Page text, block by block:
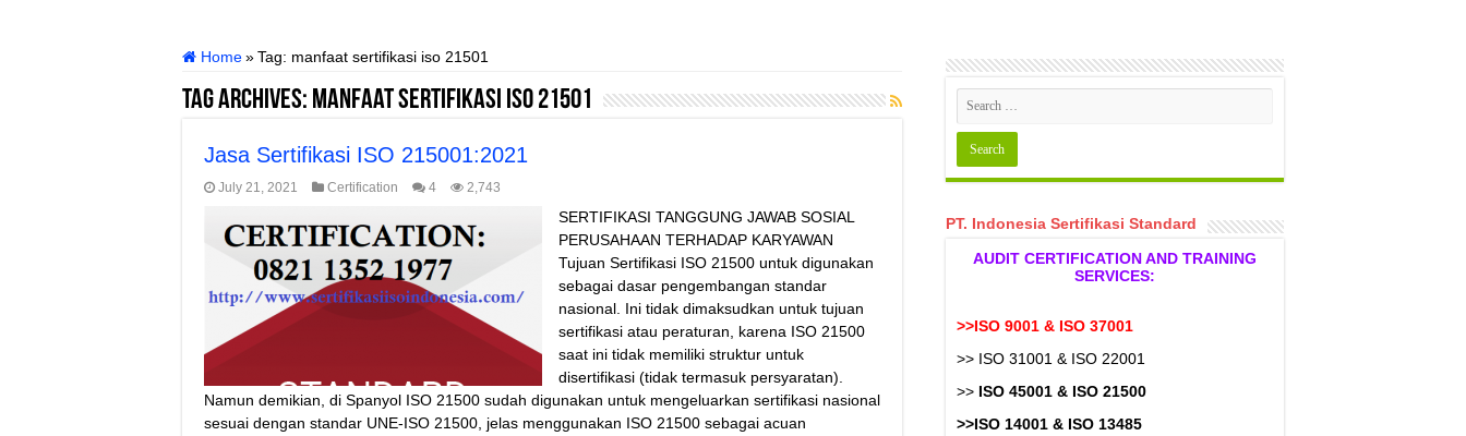
Home»Tag: manfaat sertifikasi iso 21501
Tag Archives: manfaat sertifikasi iso 21501
Jasa Sertifikasi ISO 215001:2021
July 21, 2021 Certification 4 2,743
SERTIFIKASI TANGGUNG JAWAB SOSIAL
PERUSAHAAN TERHADAP KARYAWAN
Tujuan Sertifikasi ISO 21500 untuk digunakan
sebagai dasar pengembangan standar
nasional. Ini tidak dimaksudkan untuk tujuan
sertifikasi atau peraturan, karena ISO 21500
saat ini tidak memiliki struktur untuk
disertifikasi (tidak termasuk persyaratan).
Namun demikian, di Spanyol ISO 21500 sudah digunakan untuk mengeluarkan sertifikasi nasional
sesuai dengan standar UNE-ISO 21500, jelas menggunakan ISO 21500 sebagai acuan
PT. Indonesia Sertifikasi Standard
AUDIT CERTIFICATION AND TRAINING
SERVICES:
>>ISO 9001 & ISO 37001
>> ISO 31001 & ISO 22001
>> ISO 45001 & ISO 21500
>>ISO 14001 & ISO 13485